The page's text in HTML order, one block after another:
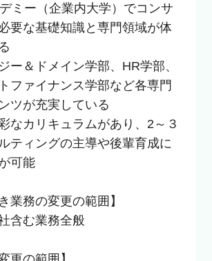
ミー（企業内大学）でコンサ
要な基礎知識と専門領域が体
ー＆ドメイン学部、HR学部、
ファイナンス学部など各専門
ツが充実している
なカリキュラムがあり、2～３
ティングの主導や後輩育成に
可能
業務の変更の範囲】
含む業務全般